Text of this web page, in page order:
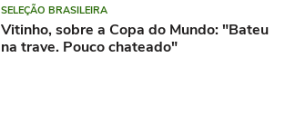
SELEÇÃO BRASILEIRA
Vitinho, sobre a Copa do Mundo: "Bateu
na trave. Pouco chateado"